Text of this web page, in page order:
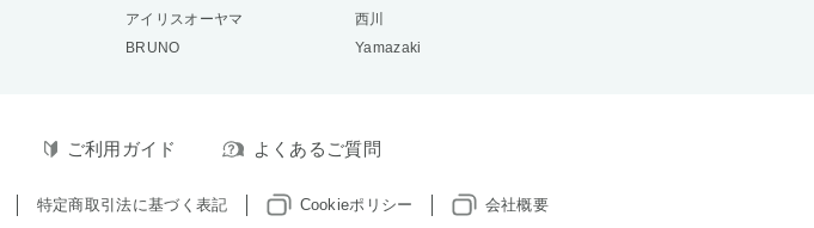
アイリスオーヤマ
西川
BRUNO Yamazaki
ご利用ガイド よくあるご質問
特定商取引法に基づく表記 Cookieポリシー 会社概要